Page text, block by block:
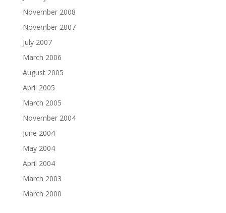
November 2008
November 2007
July 2007
March 2006
August 2005
April 2005
March 2005
November 2004
June 2004
May 2004
April 2004
March 2003
March 2000